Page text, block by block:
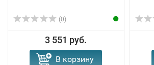
(0)
3 551 руб.
В корзину